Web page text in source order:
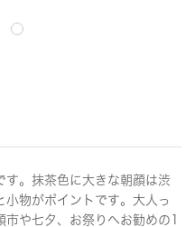
す。抹茶色に大きな朝顔は渋
物がポイントです。大人っ
や七夕、お祭りへお勧めの1